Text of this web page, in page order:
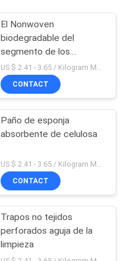
El Nonwoven
biodegradable del
segmento de los
productos de limpieza
limpia los 30*50*50cm
US $ 2.41 - 3.65 / Kilogram MOQ:1000 Kilogramo / Kilogramos
CONTACT
Paño de esponja
absorbente de celulosa
US $ 2.41 - 3.65 / Kilogram MOQ:10000 Piece / Pieces
CONTACT
Trapos no tejidos
perforados aguja de la
limpieza